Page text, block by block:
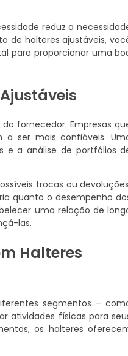
reduz a
de halteres ajustáveis,
para proporcionar uma
fornecedor. Empresas
ser mais confiáveis.
e a análise de portfólios
trocas ou
quanto o desempenho
uma relação de
las.
Halteres
segmentos –
atividades físicas para
os halteres